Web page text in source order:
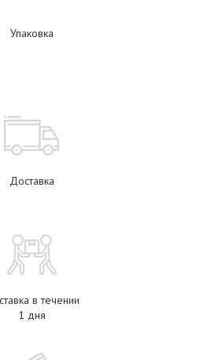
Упаковка
Доставка
в течении
1 дня